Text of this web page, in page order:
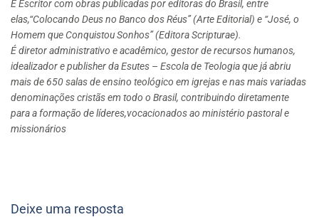
É Escritor com obras publicadas por editoras do Brasil, entre
elas,“Colocando Deus no Banco dos Réus” (Arte Editorial) e “José, o
Homem que Conquistou Sonhos” (Editora Scripturae).
É diretor administrativo e acadêmico, gestor de recursos humanos,
idealizador e publisher da Esutes – Escola de Teologia que já abriu
mais de 650 salas de ensino teológico em igrejas e nas mais variadas
denominações cristãs em todo o Brasil, contribuindo diretamente
para a formação de líderes,vocacionados ao ministério pastoral e
missionários
Deixe uma resposta